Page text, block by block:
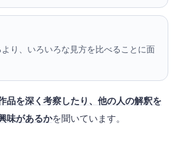
り、いろいろな見方を比べることに面
品を深く考察したり、他の人の解釈を
味があるかを聞いています。